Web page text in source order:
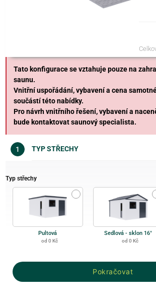
Tato konfigurace se vztahuje pouze na
saunu.
Vnitřní uspořádání, vybavení a cena
součástí této nabídky.
Pro návrh vnitřního řešení, vybavení a
bude kontaktovat saunový specialista.
1 TYP STŘECHY
Typ střechy
Pultová
od 0 Kč
Sedlová - sklon 16°
od 0 Kč
Pokračovat